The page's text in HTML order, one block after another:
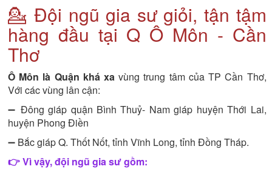
💁 Đội ngũ gia sư giỏi, tận tậm
hàng đầu tại Q Ô Môn - Cần
Thơ
Ô Môn là Quận khá xa vùng trung tâm của TP Cần Thơ,
Với các vùng lân cận:
➖ Đông giáp quận Bình Thuỷ- Nam giáp huyện Thới Lai,
huyện Phong Điền
➖ Bắc giáp Q. Thốt Nốt, tỉnh Vĩnh Long, tỉnh Đồng Tháp.
👉 Vì vậy, đội ngũ gia sư gồm: